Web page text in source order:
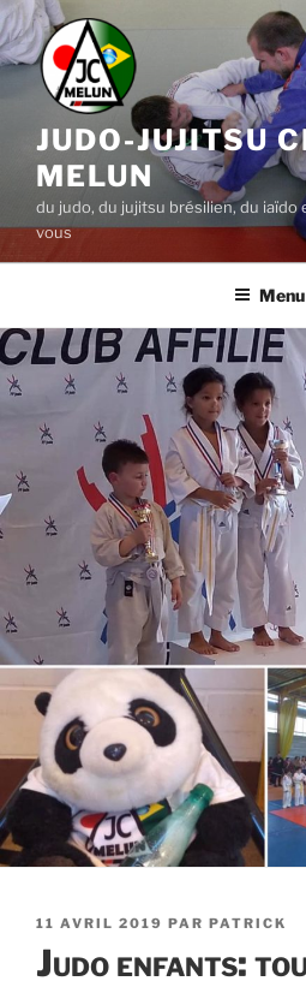
Aller
au
contenu
principal
JUDO-JUJITSU
MELUN
du judo, du jujitsu brésilien, du
vous
Menu
PUBLIÉ
11 AVRIL 2019 PAR PATRICK
Judo enfants: